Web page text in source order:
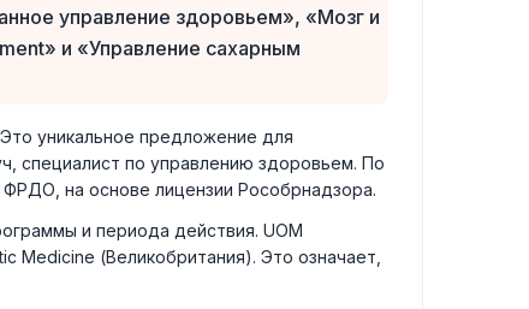
управление здоровьем», «Мозг и
и «Управление сахарным
уникальное предложение для
специалист по управлению здоровьем. По
на основе лицензии Рособрнадзора.
и периода действия. UOM
Medicine (Великобритания). Это означает,